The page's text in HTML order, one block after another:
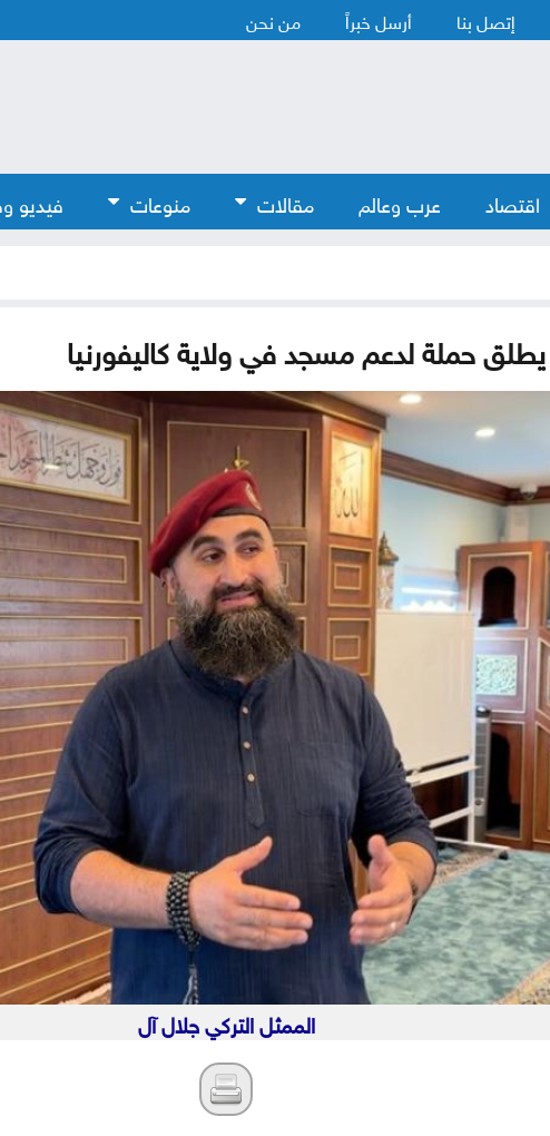
إتصل بنا أرسل خبراً من نحن
اقتصاد عرب وعالم مقالات منوعات فيديو
حملة لدعم مسجد في ولاية كاليفورنيا
الممثل التركي جلال آل